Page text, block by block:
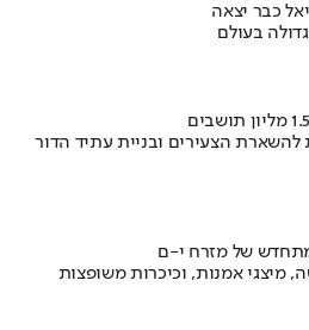
כבר יצאה
בעולם
להשארת הצעירים ובניית עתיד הדור
של מזרח י-ם
מיצגי אמנות, וכיכרות משופצות